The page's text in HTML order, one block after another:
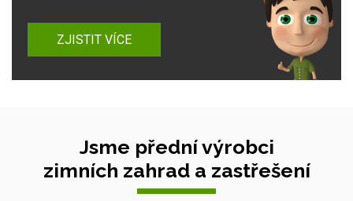
ZJISTIT VÍCE
Jsme přední výrobci
zimních zahrad a zastřešení